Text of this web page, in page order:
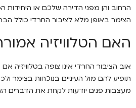
הרחוב והן מפני הדירה שלכם או היחידות
הצימר באופן מלא לציבור החרדי כולל
האם הטלוויזיה
אוב הציבור החרדי אינו צופה בטלוויזיה
תופיע להם מול העיניים בנוכחות
מעצבות פנים יודעות לקחת את הדברים